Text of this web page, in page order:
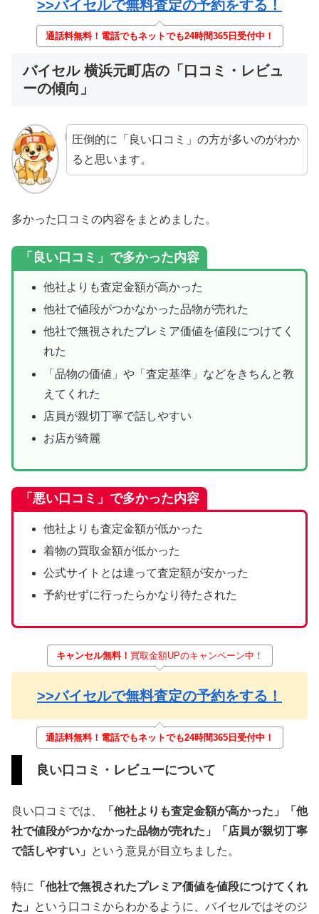
>>バイセルで無料査定の予約をする！
通話料無料！電話でもネットでも24時間365日受付中！
バイセル 横浜元町店の「口コミ・レビュ
ーの傾向」
圧倒的に「良い口コミ」の方が多いのがわか
ると思います。
多かった口コミの内容をまとめました。
「良い口コミ」で多かった内容
他社よりも査定金額が高かった
他社で値段がつかなかった品物が売れた
他社で無視されたプレミア価値を値段につけてく
れた
「品物の価値」や「査定基準」などをきちんと教
えてくれた
店員が親切丁寧で話しやすい
お店が綺麗
「悪い口コミ」で多かった内容
他社よりも査定金額が低かった
着物の買取金額が低かった
公式サイトとは違って査定額が安かった
予約せずに行ったらかなり待たされた
キャンセル無料！ 買取金額UPのキャンペーン中！
>>バイセルで無料査定の予約をする！
通話料無料！電話でもネットでも24時間365日受付中！
良い口コミ・レビューについて
良い口コミでは、 「他社よりも査定金額が高かった 」「他
社で値段がつかなかった品物が売れた」「店員が親切丁寧
で話しやすい」
という意見が目立ちました。
特に
「他社で無視されたプレミア価値を値段につけてくれ
た」
という口コミからわかるように、バイセルではそのジ